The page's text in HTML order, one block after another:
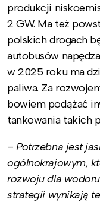
produkcji
2 GW. Ma też
polskich drogach
autobusów
w 2025 roku ma
paliwa. Za
bowiem podążać
tankowania takich
–Potrzebna jest
ogólnokrajowym,
rozwoju dla
strategii wynikają